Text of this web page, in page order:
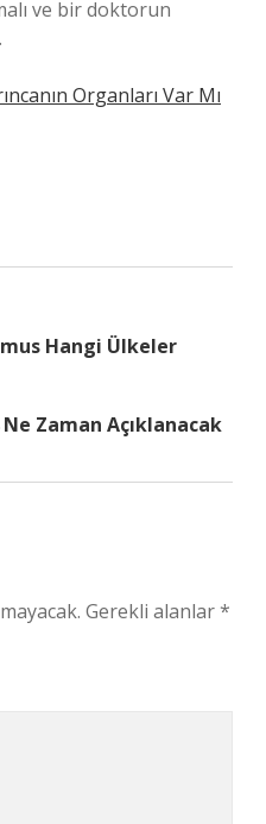
ve bir doktorun
Organları Var Mı
Hangi Ülkeler
Zaman Açıklanacak
Gerekli alanlar*